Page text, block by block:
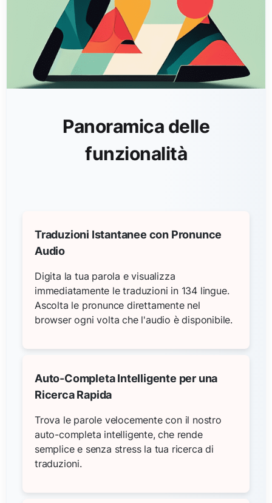
Panoramica delle
funzionalità
Traduzioni Istantanee con Pronunce
Audio
Digita la tua parola e visualizza
immediatamente le traduzioni in 134 lingue.
Ascolta le pronunce direttamente nel
browser ogni volta che l'audio è disponibile.
Auto-Completa Intelligente per una
Ricerca Rapida
Trova le parole velocemente con il nostro
auto-completa intelligente, che rende
semplice e senza stress la tua ricerca di
traduzioni.